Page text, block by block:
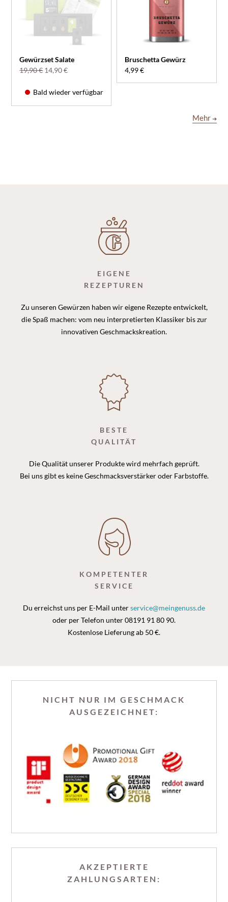
Gewürzset Salate
19,90 €14,90 €
Bald wieder verfügbar
Bruschetta Gewürz
4,99 €
Mehr ➔
EIGENE
REZEPTUREN
Zu unseren Gewürzen haben wir eigene Rezepte entwickelt,
die Spaß machen: vom neu interpretierten Klassiker bis zur
innovativen Geschmackskreation.
BESTE
QUALITÄT
Die Qualität unserer Produkte wird mehrfach geprüft.
Bei uns gibt es keine Geschmacksverstärker oder Farbstoffe.
KOMPETENTER
SERVICE
Du erreichst uns per E-Mail unterservice@meingenuss.de
oder per Telefon unter 08191 91 80 90.
Kostenlose Lieferung ab 50 €.
NICHT NUR IM GESCHMACK
AUSGEZEICHNET:
AKZEPTIERTE
ZAHLUNGSARTEN: